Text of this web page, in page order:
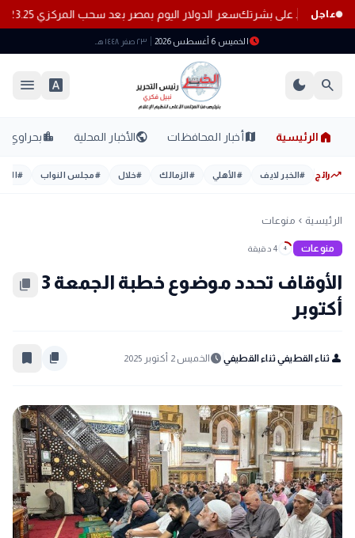
عاجل سعر الدولار اليوم بمصر بعد سحب المركزي 23.25 مليار دولار من البنوك
scheduleالخميس 6 أغسطس 2026 ٢٣ صفر ١٤٤٨ هـ
search
dark_mode
font_download
menu
home الرئيسية mapأخبار المحافظات publicالأخبار المحلية location_cityبحراوي
trending_upرائج #الخبر لايف #الأهلي #الزمالك #خلال #مجلس النواب #
الرئيسية chevron_left منوعات
منوعات 4 4 دقيقة
الأوقاف تحدد موضوع خطبة الجمعة 3
أكتوبر
content_copy
person ثناء القطيفي ثناء القطيفي schedule الخميس 2 أكتوبر 2025 content_copy
bookmark_border